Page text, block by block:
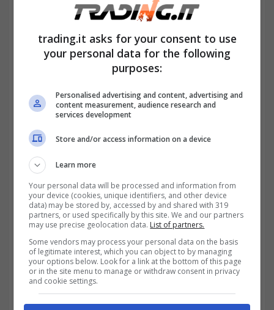
imprese: se il rimborso non è tracciato, non
incidendo sull’imponibile IRES e IRAP.
Pagamenti tracciabili: la nuova condizione per dedurre o
rimborsare le spese – trading.it
trading.it asks for your consent to use
your personal data for the following
purposes:
Personalised advertising and content, advertising and
content measurement, audience research and
services development
Store and/or access information on a device
Learn more
Your personal data will be processed and information from
your device (cookies, unique identifiers, and other device
data) may be stored by, accessed by and shared with 319
partners, or used specifically by this site. We and our partners
may use precise geolocation data. List of partners.
Some vendors may process your personal data on the basis
of legitimate interest, which you can object to by managing
your options below. Look for a link at the bottom of this page
or in the site menu to manage or withdraw consent in privacy
and cookie settings.